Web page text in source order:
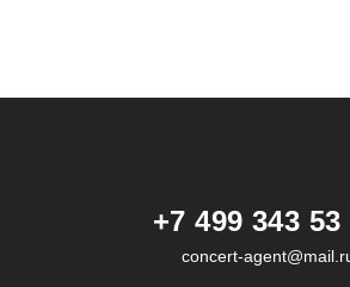
+7 499 343 53
concert-